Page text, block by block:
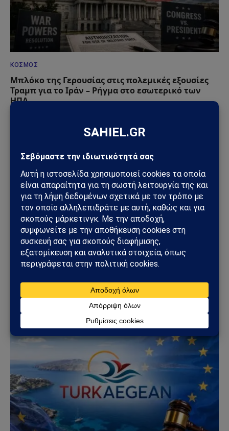
ΚΌΣΜΟΣ
Μπλόκο της Γερουσίας στις πολεμικές εξουσίες
Τραμπ για το Ιράν – Ρήγμα στο εσωτερικό των
ΗΠΑ
ΠΟΛΙΤΙΚΉ
στο Αιγαίο» – Η δήλωση που άναψε φωτιές στη
Βουλή
06/06/2026